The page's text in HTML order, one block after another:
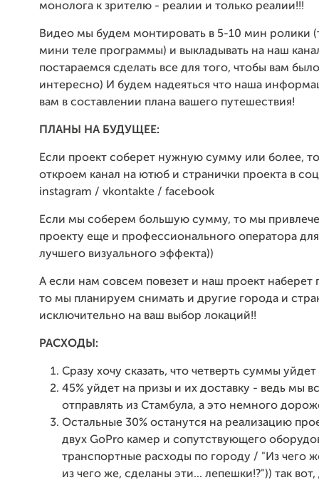
монолога к зрителю - реалии и только реалии!!!
Видео мы будем монтировать в 5-10 мин ролики
мини теле программы) и выкладывать на наш
постараемся сделать все для того, чтобы вам
интересно) И будем надеяться что наша
вам в составлении плана вашего путешествия!
ПЛАНЫ НА БУДУЩЕЕ:
Если проект соберет нужную сумму или более,
откроем канал на ютюб и странички проекта в соц
instagram / vkontakte / facebook
Если мы соберем большую сумму, то мы
проекту еще и профессионального оператора
лучшего визуального эффекта))
А если нам совсем повезет и наш проект наберет
то мы планируем снимать и другие города и
исключительно на ваш выбор локаций!!
РАСХОДЫ:
Сразу хочу сказать, что четверть суммы
45% уйдет на призы и их доставку - ведь мы
отправлять из Стамбула, а это немного
Остальные 30% останутся на реализацию
двух GoPro камер и сопутствующего
транспортные расходы по городу / "Из чего
из чего же, сделаны эти... лепешки!?")) так вот,